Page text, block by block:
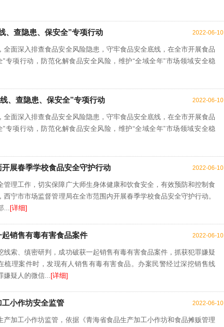
、查隐患、保安全”专项行动 2022-06-10
全面深入排查食品安全风险隐患，守牢食品安全底线，在全市开展食品
专项行动，防范化解食品安全风险，维护“全域全年”市场领域安全稳
、查隐患、保安全”专项行动 2022-06-10
全面深入排查食品安全风险隐患，守牢食品安全底线，在全市开展食品
专项行动，防范化解食品安全风险，维护“全域全年”市场领域安全稳
展春季学校食品安全守护行动 2022-06-10
管理工作，切实保障广大师生身体健康和饮食安全，有效预防和控制食
宁市市场监督管理局在全市范围内开展春季学校食品安全守护行动。
[详细]
销售有毒有害食品案件 2022-06-10
线索、缜密研判，成功破获一起销售有毒有害食品案件，抓获犯罪嫌疑
梳理案件时，发现有人销售有毒有害食品。办案民警经过深挖销售线
疑人的微信... [详细]
小作坊安全监管 2022-06-10
产加工小作坊监管，依据《青海省食品生产加工小作坊和食品摊贩管理